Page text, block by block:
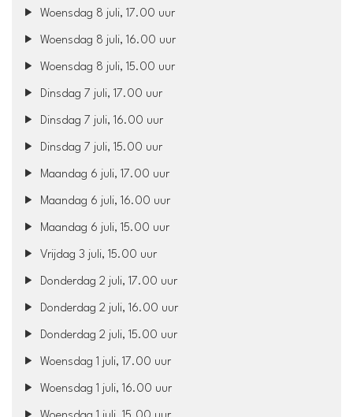
Woensdag 8 juli, 17.00 uur
Woensdag 8 juli, 16.00 uur
Woensdag 8 juli, 15.00 uur
Dinsdag 7 juli, 17.00 uur
Dinsdag 7 juli, 16.00 uur
Dinsdag 7 juli, 15.00 uur
Maandag 6 juli, 17.00 uur
Maandag 6 juli, 16.00 uur
Maandag 6 juli, 15.00 uur
Vrijdag 3 juli, 15.00 uur
Donderdag 2 juli, 17.00 uur
Donderdag 2 juli, 16.00 uur
Donderdag 2 juli, 15.00 uur
Woensdag 1 juli, 17.00 uur
Woensdag 1 juli, 16.00 uur